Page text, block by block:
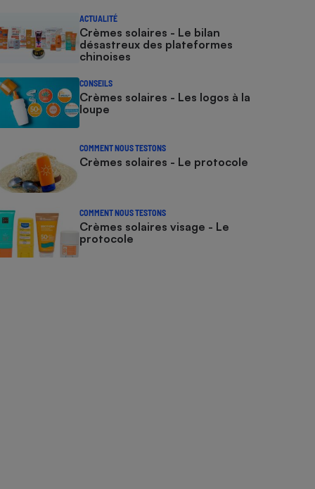
ACTUALITÉ
Crèmes solaires - Le bilan
désastreux des plateformes
chinoises
CONSEILS
Crèmes solaires - Les logos à la
loupe
COMMENT NOUS TESTONS
Crèmes solaires - Le protocole
COMMENT NOUS TESTONS
Crèmes solaires visage - Le
protocole